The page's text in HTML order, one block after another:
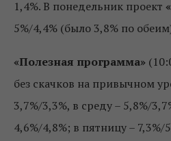
1,4%. В понедельник проект
5%/4,4% (было 3,8% по
«Полезная программа»
без скачков на привычном
3,7%/3,3%, в среду – 5,8%/
4,6%/4,8%; в пятницу – 7,3%/